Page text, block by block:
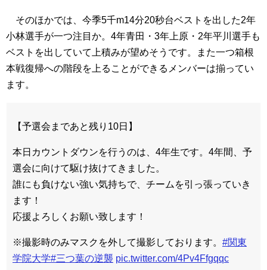
そのほかでは、今季5千m14分20秒台ベストを出した2年
小林選手が一つ注目か。4年青田・3年上原・2年平川選手も
ベストを出していて上積みが望めそうです。また一つ箱根
本戦復帰への階段を上ることができるメンバーは揃ってい
ます。
【予選会まであと残り10日】
本日カウントダウンを行うのは、4年生です。4年間、予
選会に向けて駆け抜けてきました。
誰にも負けない強い気持ちで、チームを引っ張っていき
ます！
応援よろしくお願い致します！
※撮影時のみマスクを外して撮影しております。 #関東
学院大学#三つ葉の逆襲 pic.twitter.com/4Pv4Ffgqqc